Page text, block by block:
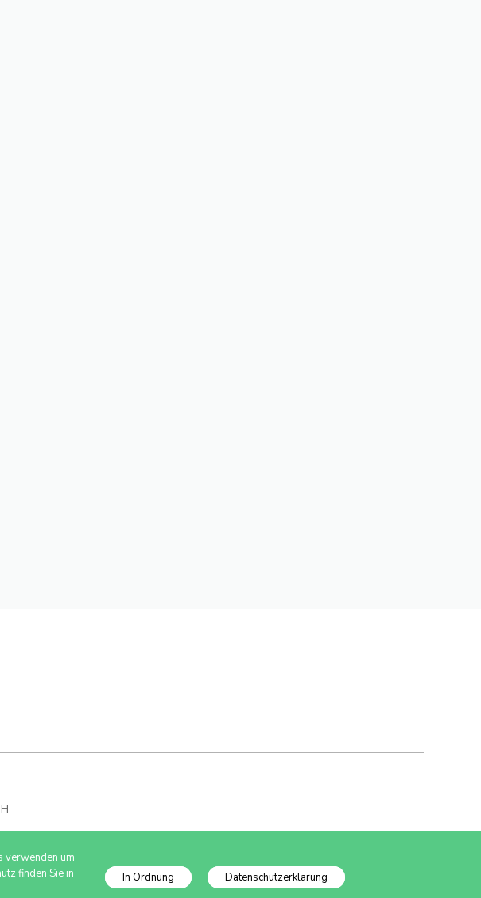
verwenden um
finden Sie in
In Ordnung
Datenschutzerklärung